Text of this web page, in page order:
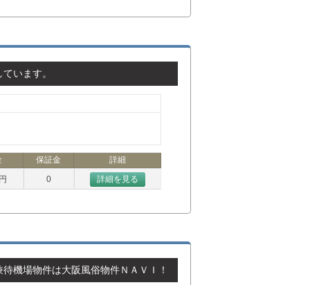
います。
保証金
詳細
0 詳細を見る
機場物件は大阪風俗物件ＮＡＶＩ！